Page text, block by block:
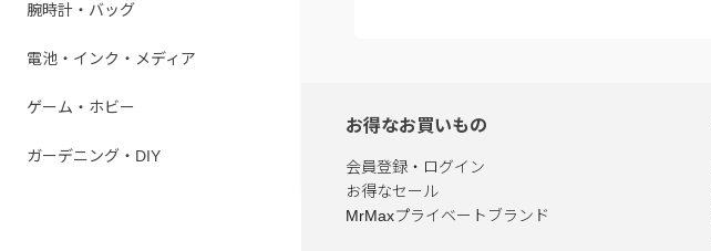
腕時計・バッグ
電池・インク・メディア
ゲーム・ホビー
ガーデニング・DIY
お得なお買いもの
会員登録・ログイン
お得なセール
MrMaxプライベートブランド